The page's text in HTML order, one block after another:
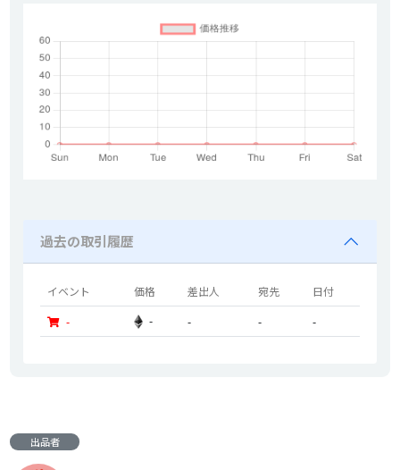
出品者
過去の取引履歴
イベント 価格 差出人 宛先
日付
-
- - - -